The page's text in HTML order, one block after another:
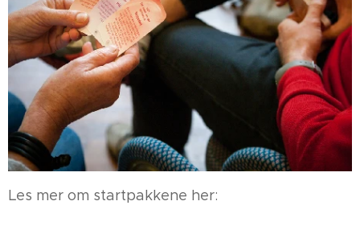
Les mer om startpakkene her: